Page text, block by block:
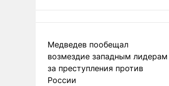
Медведев пообещал
возмездие западным лидерам
за преступления против
России